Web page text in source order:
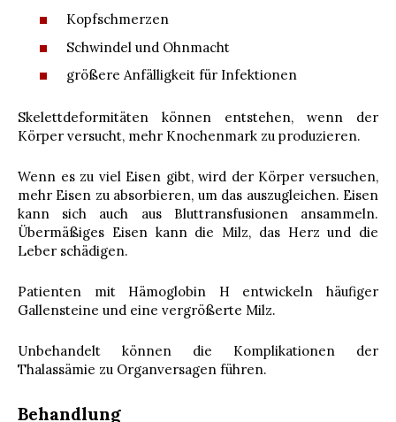
Kopfschmerzen
Schwindel und Ohnmacht
größere Anfälligkeit für Infektionen
Skelettdeformitäten können entstehen, wenn der
Körper versucht, mehr Knochenmark zu produzieren.
Wenn es zu viel Eisen gibt, wird der Körper versuchen,
mehr Eisen zu absorbieren, um das auszugleichen. Eisen
kann sich auch aus Bluttransfusionen ansammeln.
Übermäßiges Eisen kann die Milz, das Herz und die
Leber schädigen.
Patienten mit Hämoglobin H entwickeln häufiger
Gallensteine ​​und eine vergrößerte Milz.
Unbehandelt können die Komplikationen der
Thalassämie zu Organversagen führen.
Behandlung